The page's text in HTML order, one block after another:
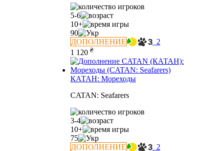
5-6
10+
90
ДОПОЛНЕНИЕ
2
1 120 ₴
КАТАН: Мореходы
CATAN: Seafarers
3-4
10+
75
ДОПОЛНЕНИЕ
2